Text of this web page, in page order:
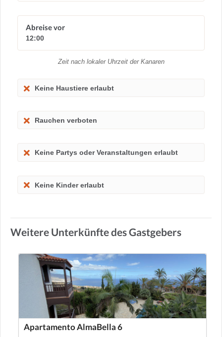
Abreise vor
12:00
Zeit nach lokaler Uhrzeit der Kanaren
Keine Haustiere erlaubt
Rauchen verboten
Keine Partys oder Veranstaltungen erlaubt
Keine Kinder erlaubt
Weitere Unterkünfte des Gastgebers
Apartamento AlmaBella 6